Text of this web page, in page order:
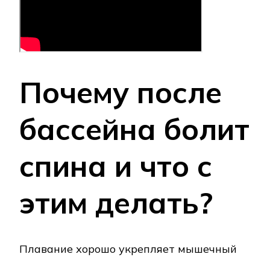
Почему после
бассейна болит
спина и что с
этим делать?
Плавание хорошо укрепляет мышечный